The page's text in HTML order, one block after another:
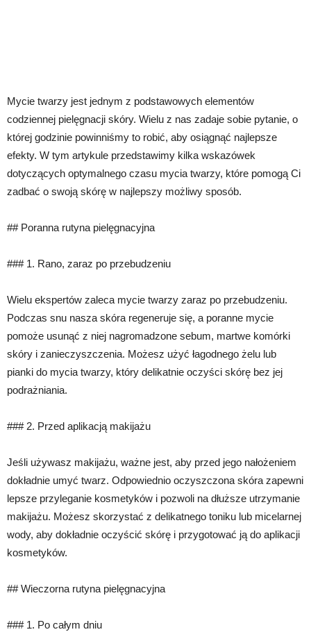
Mycie twarzy jest jednym z podstawowych elementów
codziennej pielęgnacji skóry. Wielu z nas zadaje sobie pytanie, o
której godzinie powinniśmy to robić, aby osiągnąć najlepsze
efekty. W tym artykule przedstawimy kilka wskazówek
dotyczących optymalnego czasu mycia twarzy, które pomogą Ci
zadbać o swoją skórę w najlepszy możliwy sposób.
## Poranna rutyna pielęgnacyjna
### 1. Rano, zaraz po przebudzeniu
Wielu ekspertów zaleca mycie twarzy zaraz po przebudzeniu.
Podczas snu nasza skóra regeneruje się, a poranne mycie
pomoże usunąć z niej nagromadzone sebum, martwe komórki
skóry i zanieczyszczenia. Możesz użyć łagodnego żelu lub
pianki do mycia twarzy, który delikatnie oczyści skórę bez jej
podrażniania.
### 2. Przed aplikacją makijażu
Jeśli używasz makijażu, ważne jest, aby przed jego nałożeniem
dokładnie umyć twarz. Odpowiednio oczyszczona skóra zapewni
lepsze przyleganie kosmetyków i pozwoli na dłuższe utrzymanie
makijażu. Możesz skorzystać z delikatnego toniku lub micelarnej
wody, aby dokładnie oczyścić skórę i przygotować ją do aplikacji
kosmetyków.
## Wieczorna rutyna pielęgnacyjna
### 1. Po całym dniu